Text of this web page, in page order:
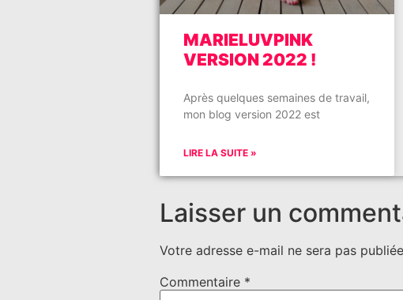
MARIELUVPINK
VERSION 2022 !
Après quelques semaines de travail,
mon blog version 2022 est
LIRE LA SUITE »
Laisser un
Votre adresse e-mail ne sera pas
Commentaire *